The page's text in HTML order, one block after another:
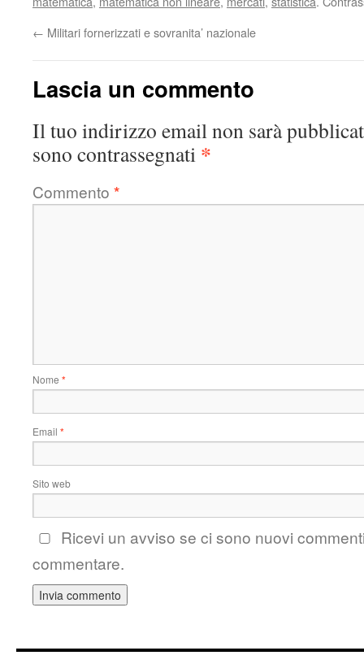
← Militari fornerizzati e sovranita’ nazionale
Lascia un commento
Il tuo indirizzo email non sarà
sono contrassegnati *
Commento *
Nome *
Email *
Sito web
Ricevi un avviso se ci sono nuovi
commentare.